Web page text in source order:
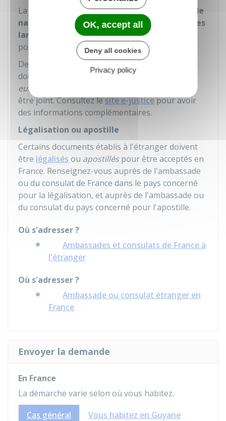
La traduction d'unextrait plurilingue d'acte de
naissance ou d'acte de mariage dont l'une des
langues est le françaisn'est pas nécessaire
pour une personne majeure.
De plus, pour éviter d'avoir à traduire certains
documents délivrés par un pays de
européenne
être joint. Consultez lesite e-justicepour avoir
des informations complémentaires.
Légalisation ou apostille
Certains documents établis à l'étranger doivent
être légalisés ou apostilléspour être acceptés en
France. Renseignez-vous auprès de l'ambassade
ou du consulat de France dans le pays concerné
pour la légalisation, et auprès de l'ambassade ou
du consulat du pays concerné pour l'apostille.
Où s'adresser ?
Ambassades et consulats de France à
l'étranger
Où s'adresser ?
Ambassade ou consulat étranger en
France
Envoyer la demande
En France
La démarche varie selon où vous habitez.
Cas général
Vous habitez en Guyane
OK, accept all
Deny all cookies
Privacy policy